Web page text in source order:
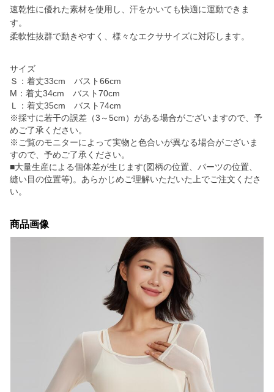
速乾性に優れた素材を使用し、汗をかいても快適に運動できま
す。
柔軟性抜群で動きやすく、様々なエクササイズに対応します。
サイズ
Ｓ：着丈33cm バスト66cm
M：着丈34cm バスト70cm
Ｌ：着丈35cm バスト74cm
※採寸に若干の誤差（3～5cm）がある場合がございますので、予
めご了承ください。
※ご覧のモニターによって実物と色合いが異なる場合がございま
すので、予めご了承ください。
■大量生産による個体差が生じます(図柄の位置、パーツの位置、
縫い目の位置等)。あらかじめご理解いただいた上でご注文くださ
い。
商品画像